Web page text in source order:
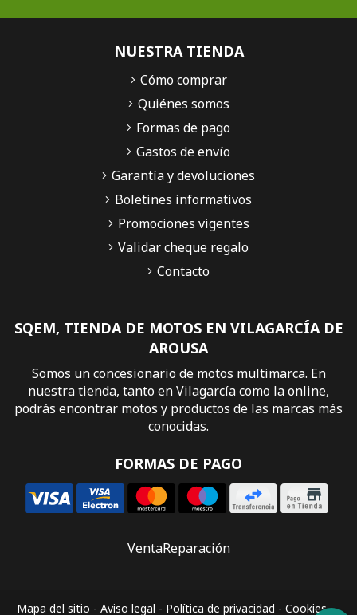
SQEM, TIENDA DE MOTOS EN VILAGARCÍA DE
AROUSA
Somos un concesionario de motos multimarca. En
nuestra tienda, tanto en Vilagarcía como la online,
podrás encontrar motos y productos de las marcas más
conocidas.
FORMAS DE PAGO
NUESTRA TIENDA
Cómo comprar
Quiénes somos
Formas de pago
Gastos de envío
Garantía y devoluciones
Boletines informativos
Promociones vigentes
Validar cheque regalo
Contacto
VentaReparación
Mapa del sitio - Aviso legal - Política de privacidad - Cookies-